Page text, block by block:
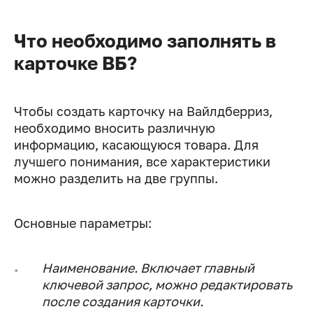
Что необходимо заполнять в
карточке ВБ?
Чтобы создать карточку на Вайлдберриз,
необходимо вносить различную
информацию, касающуюся товара. Для
лучшего понимания, все характеристики
можно разделить на две группы.
Основные параметры:
Наименование. Включает главный
ключевой запрос, можно редактировать
после создания карточки.